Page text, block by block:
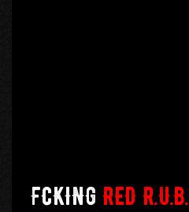
FCKING RED R.U.B.